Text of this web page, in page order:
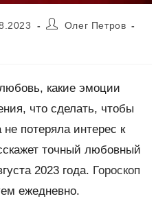
АвторОлег Петров
какие эмоции
что сделать, чтобы
потеряла интерес к
точный любовный
2023 года. Гороскоп
ежедневно.